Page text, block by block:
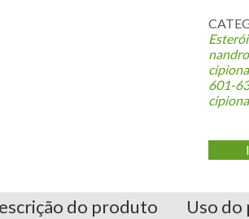
601-
do produto Uso